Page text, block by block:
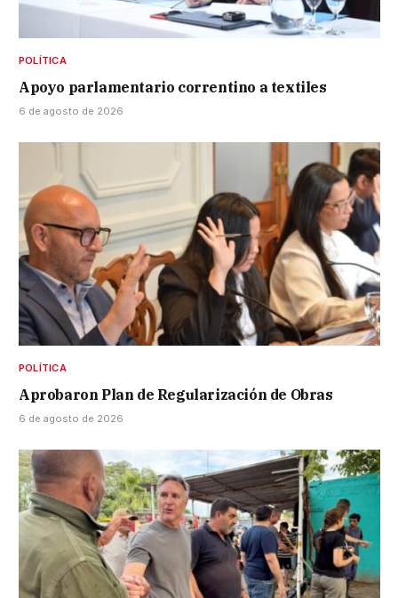
POLÍTICA
Apoyo parlamentario correntino a textiles
6 de agosto de 2026
POLÍTICA
Aprobaron Plan de Regularización de Obras
6 de agosto de 2026